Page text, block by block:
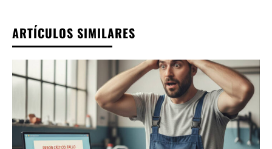
ARTÍCULOS SIMILARES